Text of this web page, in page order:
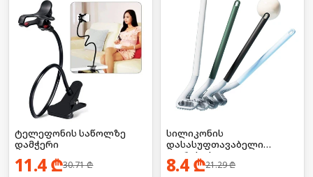
ტელეფონის საწოლზე
დამჭერი
11.4₾30.71₾
სილიკონის
დასასუფთავაბელი
ჯაგრისი სველი
წერტილებისთვის
8.4₾21.29₾